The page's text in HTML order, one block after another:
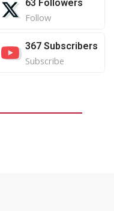
63 Followers
Follow
367 Subscribers
Subscribe